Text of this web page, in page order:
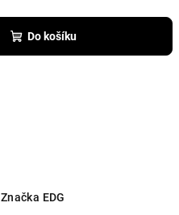
Do košíku
Značka EDG